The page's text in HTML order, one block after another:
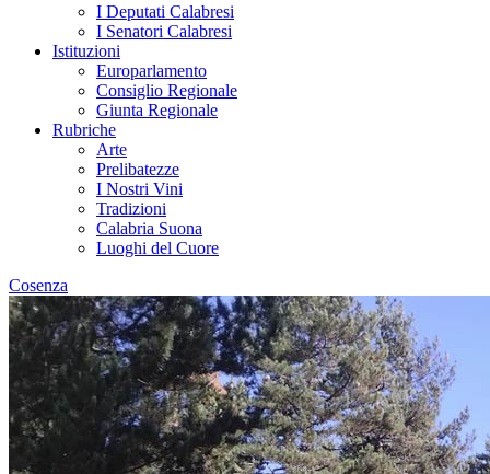
I Deputati Calabresi
I Senatori Calabresi
Istituzioni
Europarlamento
Consiglio Regionale
Giunta Regionale
Rubriche
Arte
Prelibatezze
I Nostri Vini
Tradizioni
Calabria Suona
Luoghi del Cuore
Cosenza